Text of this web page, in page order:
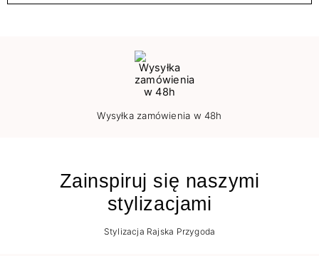
Wysyłka zamówienia w 48h
Zainspiruj się naszymi
stylizacjami
Stylizacja Rajska Przygoda